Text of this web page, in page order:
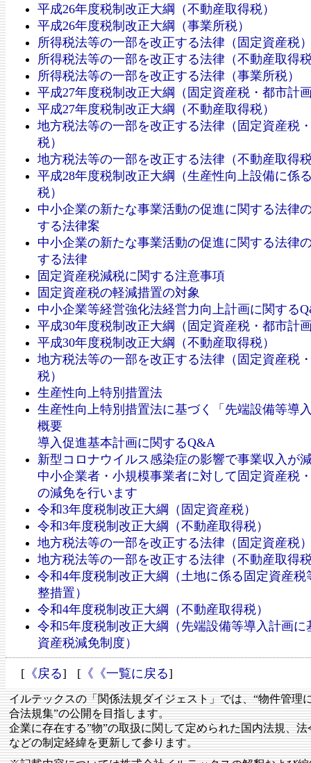
平成26年度税制改正大綱（不動産取得税）
平成26年度税制改正大綱（事業所税）
所得税法等の一部を改正する法律（固定資産税
所得税法等の一部を改正する法律（不動産取得
所得税法等の一部を改正する法律（事業所税）
平成27年度税制改正大綱（固定資産税・都市計
平成27年度税制改正大綱（不動産取得税）
地方税法等の一部を改正する法律（固定資産税
税）
地方税法等の一部を改正する法律（不動産取得
平成28年度税制改正大綱（生産性向上設備に係
税）
中小企業の新たな事業活動の促進に関する法律
する法律案
中小企業の新たな事業活動の促進に関する法律
する法律
固定資産税減税に関する注意事項
固定資産税の軽減措置の対象
中小企業等経営強化法経営力向上計画に関する
平成30年度税制改正大綱（固定資産税・都市計
平成30年度税制改正大綱（不動産取得税）
地方税法等の一部を改正する法律（固定資産税
税）
生産性向上特別措置法
生産性向上特別措置法に基づく「先端設備等導
概要
導入促進基本計画に関するQ&A
新型コロナウイルス感染症の影響で事業収入が
中小企業者・小規模事業者に対して固定資産税
の減免を行います
令和3年度税制改正大綱（固定資産税）
令和3年度税制改正大綱（不動産取得税）
地方税法等の一部を改正する法律（固定資産税
地方税法等の一部を改正する法律（不動産取得
令和4年度税制改正大綱（土地に係る固定資産税
整措置）
令和4年度税制改正大綱（不動産取得税）
令和5年度税制改正大綱（先端設備等導入計画に
資産税減免制度）
[《戻る] [《《一覧に戻る]
イルテックスの「関係法規ダイジェスト」では、“物件管理
合法規集”の公開を目指します。
企業に存在する”物”の取扱に関して定められた国内法規、
などの制定経緯を更新して参ります。